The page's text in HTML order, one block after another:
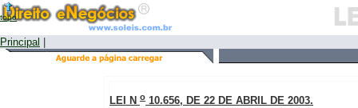
topo
Principal
LEI N o 10.656, DE 22 DE ABRIL DE 2003.